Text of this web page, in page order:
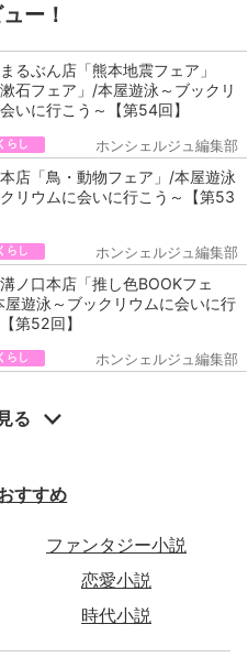
ー！
るぶん店「熊本地震フェア」
漱石フェア」/本屋遊泳～ブックリ
いに行こう～【第54回】
らし ホンシェルジュ編集部
店「鳥・動物フェア」/本屋遊泳
リウムに会いに行こう～【第53
らし ホンシェルジュ編集部
ノ口本店「推し色BOOKフェ
屋遊泳～ブックリウムに会いに行
第52回】
らし ホンシェルジュ編集部
る
すすめ
ファンタジー小説
恋愛小説
時代小説